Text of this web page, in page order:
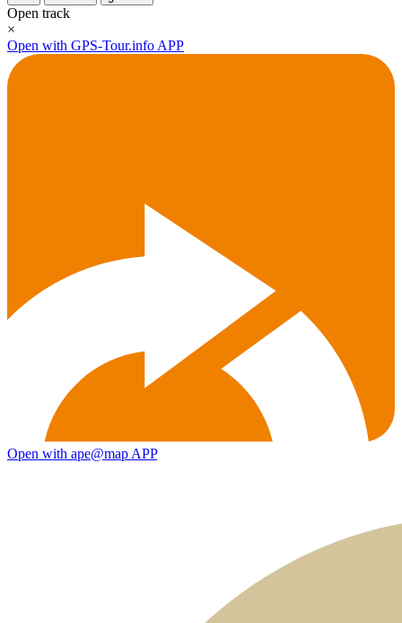
Open track
×
Open with GPS-Tour.info APP
Open with ape@map APP